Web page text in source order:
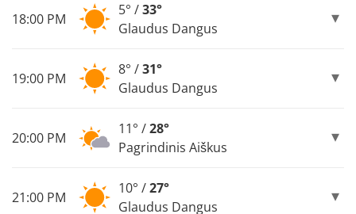
18:00 PM
5° /33°
Glaudus Dangus
19:00 PM
8° /31°
Glaudus Dangus
20:00 PM
11° /28°
Pagrindinis Aiškus
21:00 PM
10° /27°
Glaudus Dangus